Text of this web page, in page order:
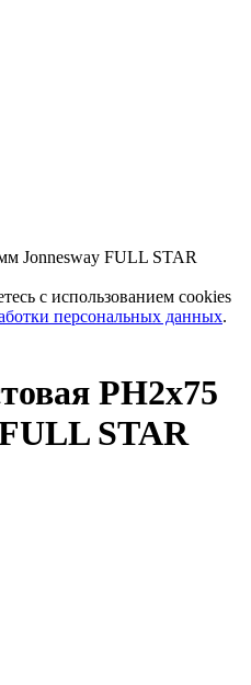
Jonnesway FULL STAR
с использованием cookies
персональных данных.
PH2х75
STAR